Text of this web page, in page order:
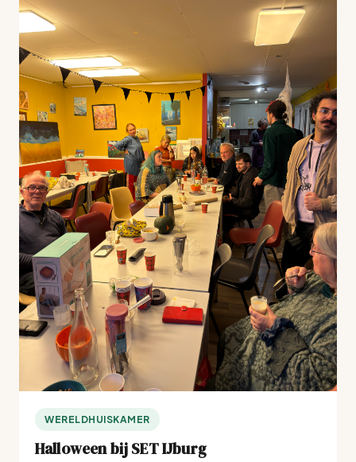
WERELDHUISKAMER
Halloween bij SET IJburg